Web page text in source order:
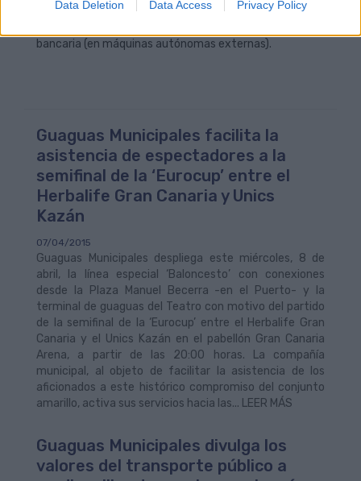
Data Deletion Data Access Privacy Policy
billetes de 5, 10 o 20 euros y con monedas de 10; 20 y
bancaria (en máquinas autónomas externas).
Guaguas Municipales facilita la
asistencia de espectadores a la
semifinal de la ‘Eurocup’ entre el
Herbalife Gran Canaria y Unics
Kazán
07/04/2015
Guaguas Municipales despliega este miércoles, 8 de
abril, la línea especial ‘Baloncesto’ con conexiones
desde la Plaza Manuel Becerra -en el Puerto- y la
terminal de guaguas del Teatro con motivo del partido
de la semifinal de la ‘Eurocup’ entre el Herbalife Gran
Canaria y el Unics Kazán en el pabellón Gran Canaria
Arena, a partir de las 20:00 horas. La compañía
municipal, al objeto de facilitar la asistencia de los
aficionados a este histórico compromiso del conjunto
amarillo, activa sus servicios hacia las... LEER MÁS
Guaguas Municipales divulga los
valores del transporte público a